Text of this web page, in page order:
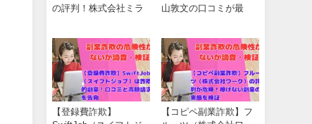
の評判！株式会社ミラ
山敦文の口コミが最
【登録費詐欺】
【コピペ副業詐欺】フ